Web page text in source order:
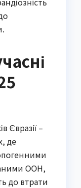
Євразії –
де
ООН,
до втрати